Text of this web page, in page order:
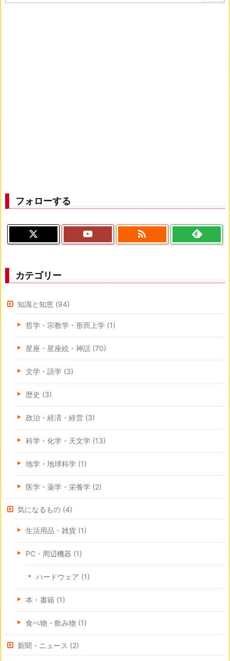
フォローする

カテゴリー
知識と知恵 (94)
哲学・宗教学・形而上学 (1)
星座・星座絵・神話 (70)
文学・語学 (3)
歴史 (3)
政治・経済・経営 (3)
科学・化学・天文学 (13)
地学・地球科学 (1)
医学・薬学・栄養学 (2)
気になるもの (4)
生活用品・雑貨 (1)
PC・周辺機器 (1)
ハードウェア (1)
本・書籍 (1)
食べ物・飲み物 (1)
新聞・ニュース (2)